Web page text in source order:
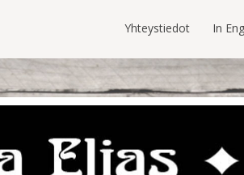
In
Yhteystiedot